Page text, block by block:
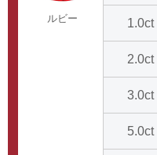
ルビー 1.0ct
2.0ct
3.0ct
5.0ct